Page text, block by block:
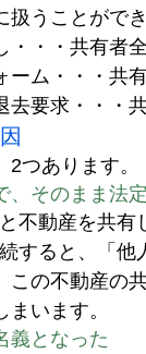
うことができ
・・・共有者
ーム・・・共
去要求・・・
つあります。
、そのまま法
不動産を共有
すると、「他
この不動産の
います。
義となった